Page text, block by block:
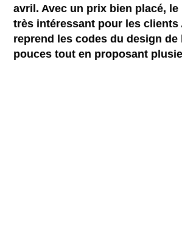
avril. Avec un prix bien placé,
très intéressant pour les clients
reprend les codes du design de
pouces tout en proposant